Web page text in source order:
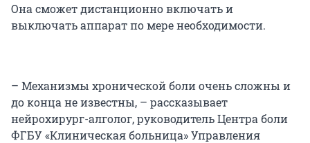
Она сможет дистанционно включать и
выключать аппарат по мере необходимости.
– Механизмы хронической боли очень сложны и
до конца не известны, – рассказывает
нейрохирург-алголог, руководитель Центра боли
ФГБУ «Клиническая больница» Управления